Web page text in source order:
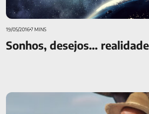
19/05/20167 MINS
Sonhos, desejos…
Acidente de trabalho rural: esclareça suas